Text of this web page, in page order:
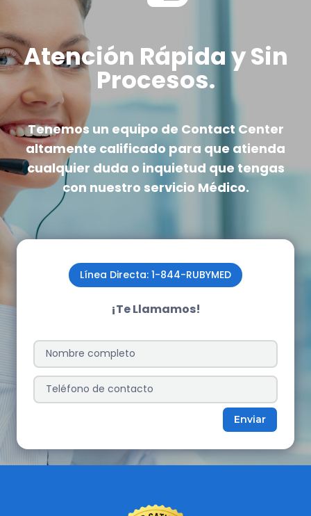
Atención Rápida y Sin
Procesos.
Tenemos un equipo de Contact Center
altamente calificado para que atienda
cualquier duda o inquietud que tengas
con nuestro servicio Médico.
Línea Directa: 1-844-RUBYMED
¡Te Llamamos!
Enviar